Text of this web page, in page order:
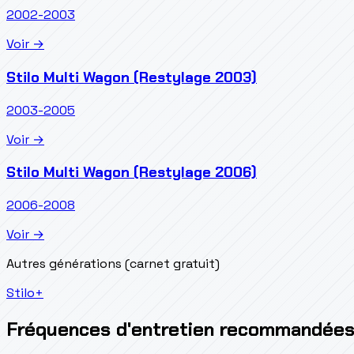
2002-2003
Voir →
Stilo Multi Wagon (Restylage 2003)
2003-2005
Voir →
Stilo Multi Wagon (Restylage 2006)
2006-2008
Voir →
Autres générations (carnet gratuit)
Stilo+
Fréquences d'entretien recommandées